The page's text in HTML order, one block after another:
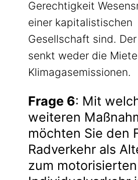
Gerechtigkeit
einer kapitalistischen
Gesellschaft sind.
senkt weder die
Klimagasemissionen.
Frage 6: Mit
weiteren
möchten Sie den
Radverkehr als
zum motorisierten